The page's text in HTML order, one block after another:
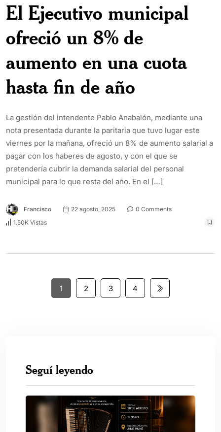
El Ejecutivo municipal
ofreció un 8% de
aumento en una cuota
hasta fin de año
La gestión del intendente Pablo Anabalón, mediante una
nota presentada durante la paritaria que tuvo lugar este
viernes por la mañana, ofreció un 8% de aumento salarial a
pagar con los haberes de agosto, y con el que se
pretendería cubrir la demanda salarial del personal
municipal para lo que resta del año. En el […]
Francisco 22 agosto, 2025
0 Comments
1.50K Vistas
1 2 3 4
Seguí leyendo